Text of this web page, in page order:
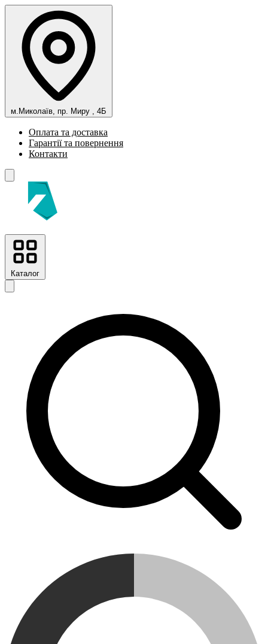
м.Миколаїв, пр. Миру , 4Б
Оплата та доставка
Гарантії та повернення
Контакти
Каталог